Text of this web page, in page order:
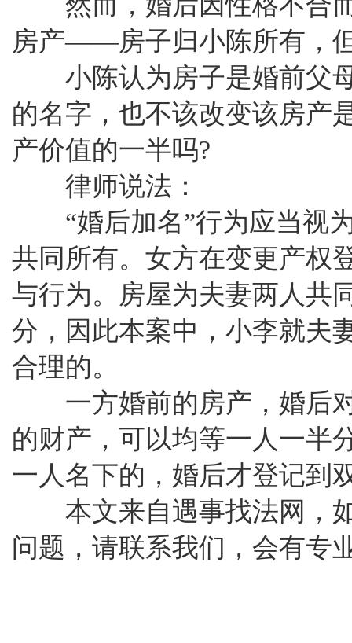
房产——房子归小陈所有，
小陈认为房子是婚前父母
的名字，也不该改变该房产
产价值的一半吗?
律师说法：
“婚后加名”行为应当视为
共同所有。女方在变更产权
与行为。房屋为夫妻两人共
分，因此本案中，小李就夫
合理的。
一方婚前的房产，婚后对
的财产，可以均等一人一半
一人名下的，婚后才登记到
本文来自遇事找法网，如
问题，请联系我们，会有专